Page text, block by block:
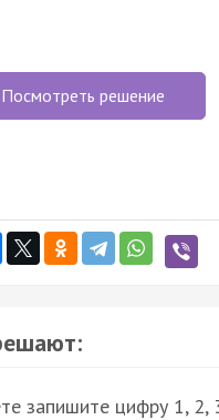
Посмотреть решение
запишите цифру 1,